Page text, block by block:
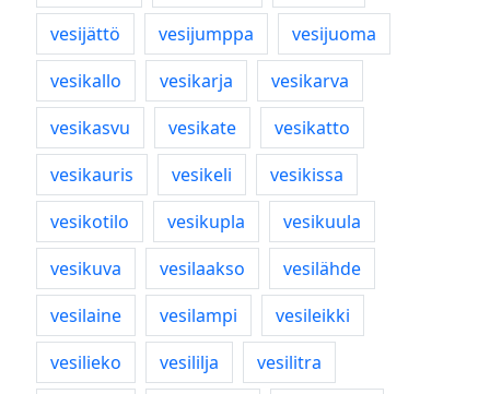
vesijättö
vesijumppa
vesijuoma
vesikallo
vesikarja
vesikarva
vesikasvu
vesikate
vesikatto
vesikauris
vesikeli
vesikissa
vesikotilo
vesikupla
vesikuula
vesikuva
vesilaakso
vesilähde
vesilaine
vesilampi
vesileikki
vesilieko
vesililja
vesilitra